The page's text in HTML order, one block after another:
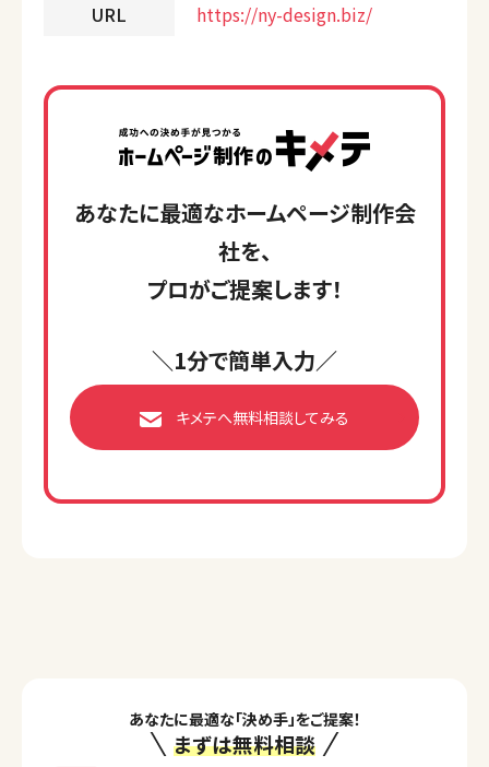
URL
https://ny-design.biz/
あなたに最適なホームページ制作会
社を、
プロがご提案します！
＼1分で簡単入力／
キメテへ無料相談してみる
あなたに最適な「決め手」をご提案！
まずは無料相談